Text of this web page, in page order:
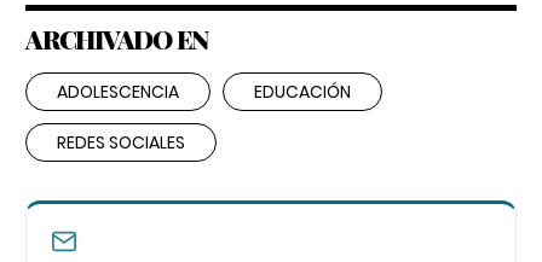
ARCHIVADO EN
ADOLESCENCIA EDUCACIÓN
REDES SOCIALES